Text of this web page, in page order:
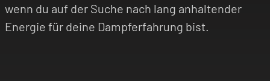
wenn du auf der Suche nach lang anhaltender
Energie für deine Dampferfahrung bist.